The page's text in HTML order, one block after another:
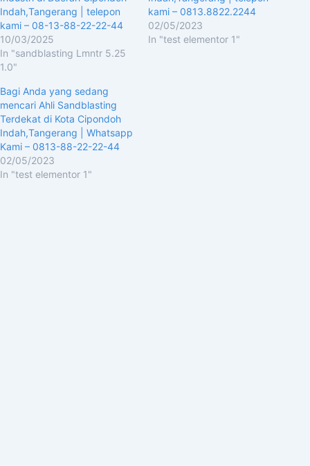
Indah,Tangerang | telepon
kami – 08-13-88-22-22-44
10/03/2025
In "sandblasting Lmntr 5.25
1.0"
kami – 0813.8822.2244
02/05/2023
In "test elementor 1"
Bagi Anda yang sedang
mencari Ahli Sandblasting
Terdekat di Kota Cipondoh
Indah,Tangerang | Whatsapp
Kami – 0813-88-22-22-44
02/05/2023
In "test elementor 1"